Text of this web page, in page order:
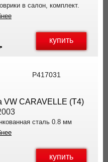
в салон, комплект.
купить
P417031
VW CARAVELLE (T4)
сталь 0.8 мм
купить